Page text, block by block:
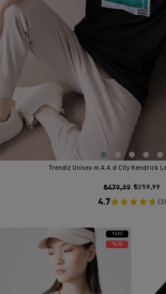
₺359,99
₺479,99
4.7 (3)
YENI
ÜRÜN
%25